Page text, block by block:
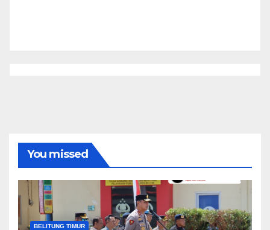
You missed
BELITUNG TIMUR